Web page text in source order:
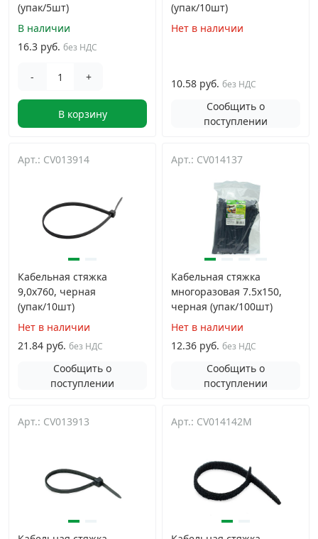
(упак/5шт)
В наличии
16.3 руб. без НДС
- +
В корзину
(упак/10шт)
Нет в наличии
10.58 руб. без НДС
Сообщить о
поступлении
Арт.: CV013914
Кабельная стяжка
9,0х760, черная
(упак/10шт)
Нет в наличии
21.84 руб. без НДС
Сообщить о
поступлении
Арт.: CV014137
Кабельная стяжка
многоразовая 7.5х150,
черная (упак/100шт)
Нет в наличии
12.36 руб. без НДС
Сообщить о
поступлении
Арт.: CV013913 Арт.: CV014142M